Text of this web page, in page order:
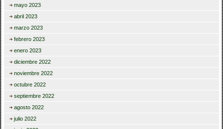
mayo 2023
abril 2023
marzo 2023
febrero 2023
enero 2023
diciembre 2022
noviembre 2022
octubre 2022
septiembre 2022
agosto 2022
julio 2022